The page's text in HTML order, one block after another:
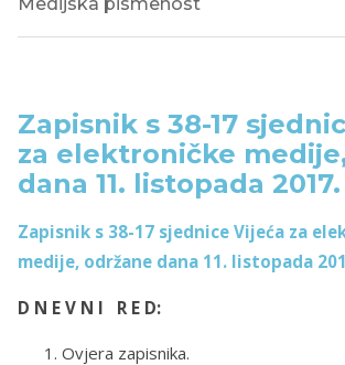
Medijska pismenost
Zapisnik s 38-17
za elektroničke
dana 11. listopada 2017.
Zapisnik s 38-17 sjednice Vijeća za
medije, održane dana 11. listopada
D N E V N I R E D:
Ovjera zapisnika.